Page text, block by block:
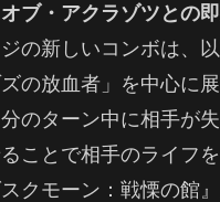
ブ・アクラゾツとの
の新しいコンボは、
の放血者」を中心に展
のターン中に相手が
ことで相手のライフ
クモーン：戦慄の館